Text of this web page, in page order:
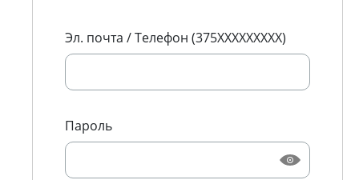
Эл. почта / Телефон (375XXXXXXXXX)
Пароль